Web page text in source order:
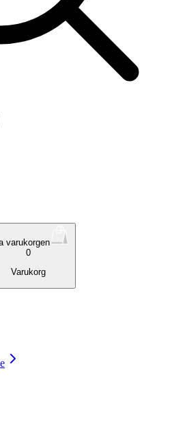
varukorgen
0
Varukorg